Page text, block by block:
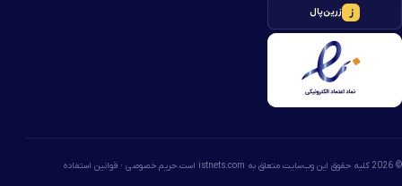
ز زرین‌پال
© 2026 کلیه حقوق این وب‌سایت متعلق به istnets.com است. حریم خصوصی · قوانین استفاده